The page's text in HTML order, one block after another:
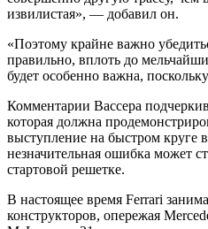
извилистая», — добавил он.
«Поэтому крайне важно
правильно, вплоть до
будет особенно важна,
Комментарии Вассера
которая должна
выступление на быстром круге
незначительная ошибка может
стартовой решетке.
В настоящее время Ferrari
конструкторов, опережая